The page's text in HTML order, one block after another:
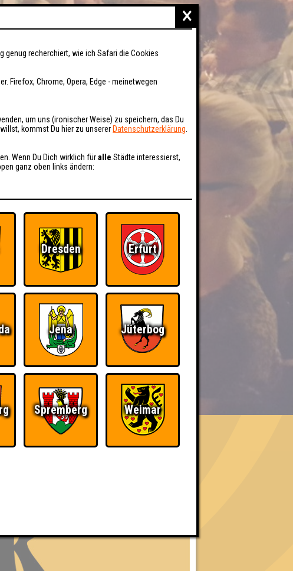
ÜBER UNS
×
genug recherchiert, wie ich Safari die Cookies
Firefox, Chrome, Opera, Edge - meinetwegen
um uns (ironischer Weise) zu speichern, das Du
kommst Du hier zu unserer Datenschutzerklärung
Wenn Du Dich wirklich füralle Städte interessierst,
ganz oben links ändern:
Dresden Erfurt
Jena Jüterbog
Spremberg Weimar